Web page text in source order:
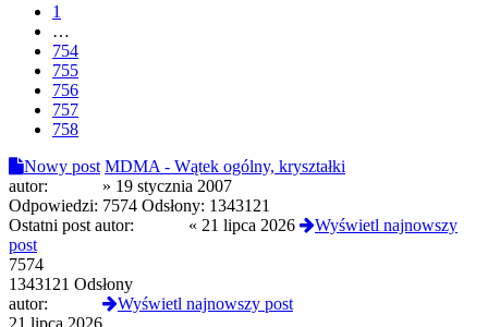
1
…
754
755
756
757
758
Nowy post MDMA - Wątek ogólny, kryształki
autor:
» 19 stycznia 2007
Odpowiedzi: 7574 Odsłony: 1343121
Ostatni post autor:
« 21 lipca 2026
Wyświetl najnowszy
post
7574
1343121 Odsłony
autor:
Wyświetl najnowszy post
21 lipca 2026